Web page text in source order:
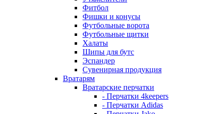
Фитбол
Фишки и конусы
Футбольные ворота
Футбольные щитки
Халаты
Шипы для бутс
Эспандер
Сувенирная продукция
Вратарям
Вратарские перчатки
- Перчатки 4keepers
- Перчатки Adidas